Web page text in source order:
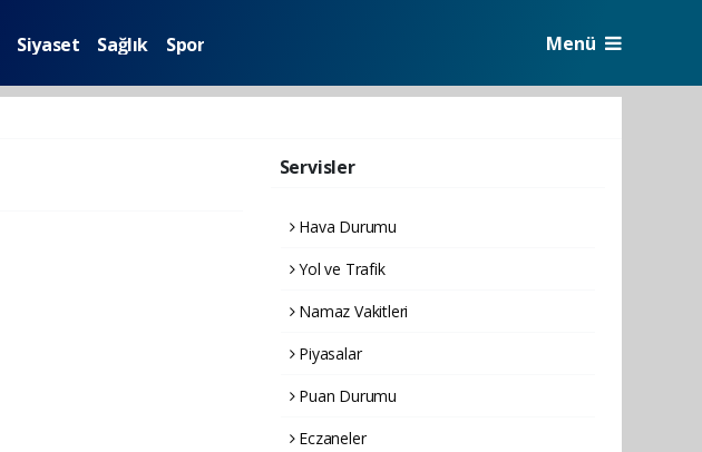
Siyaset Sağlık Spor Menü
Servisler
Hava Durumu
Yol ve Trafik
Namaz Vakitleri
Piyasalar
Puan Durumu
Eczaneler